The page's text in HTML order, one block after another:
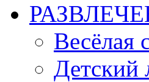
Весёлая
Детский